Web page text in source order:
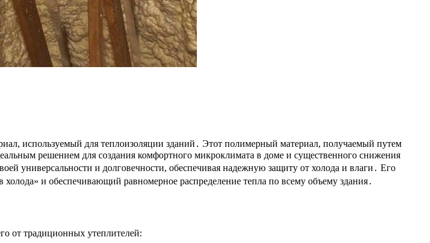
используемый для теплоизоляции зданий․ Этот полимерный материал, получаемый путем
решением для создания комфортного микроклимата в доме и существенного снижения
универсальности и долговечности, обеспечивая надежную защиту от холода и влаги․ Его
и обеспечивающий равномерное распределение тепла по всему объему здания․
от традиционных утеплителей: